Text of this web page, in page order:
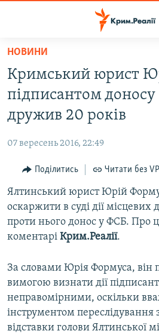
Перейти
основного
матеріалу
до
основної
навігації
Перейти
пошуку
ВОДА.КРИМ
ВІДЕО ТА ФОТО
БЛОГИ
ПОГЛЯД
ІНТЕРВ'Ю
ВСЕ ЗА ДЕНЬ
СПЕЦПРОЕКТИ
ВІДЕОУРОКИ «ELIFBE»
СВІДЧЕННЯ ОКУПАЦІЇ
УКРАЇНСЬКА ПРОБЛЕМА КРИМУ
Русский
Qırımtatar
НОВИНИ
Кримський юрист
підписантом
дружив 20 років
07 вересень 2016, 22:49
Поділитись Читати без
Ялтинський юрист Юрій
оскаржити в суді дії місцевих
проти нього донос у ФСБ. Про
коментарі Крим.Реалії.
За словами Юрія Формуса, він
вимогою визнати дії
неправомірними, оскільки
інструментом переслідування
відставки голови Ялтинської